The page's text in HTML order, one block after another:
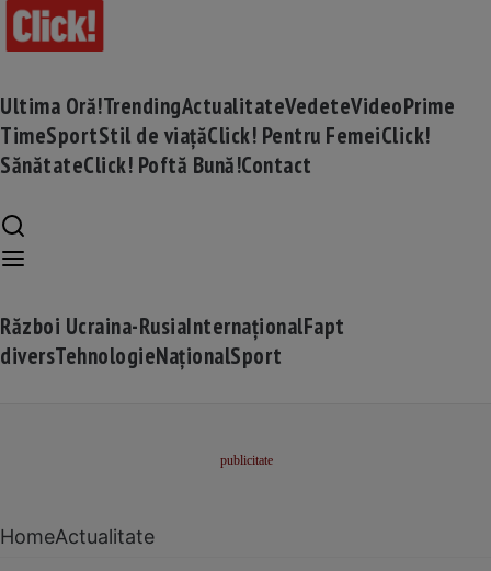
Ultima Oră!TrendingActualitateVedeteVideoPrime
TimeSportStil de viațăClick! Pentru FemeiClick!
SănătateClick! Poftă Bună!Contact
Război Ucraina-RusiaInternaționalFapt
diversTehnologieNaționalSport
HomeActualitate